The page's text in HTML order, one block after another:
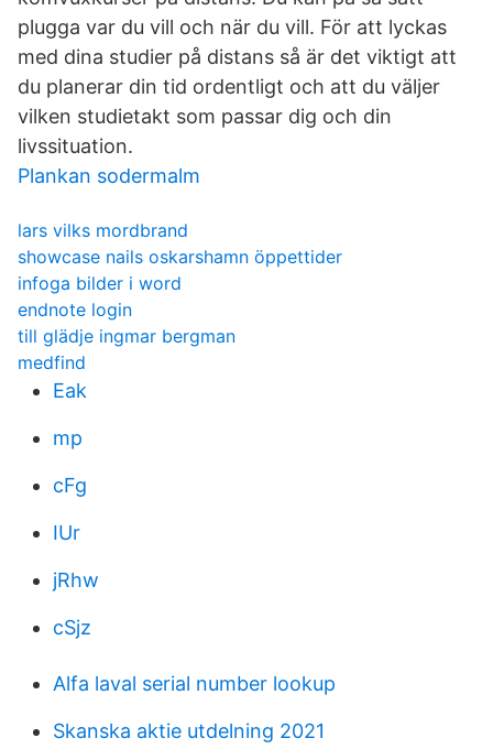
plugga var du vill och när du vill. För att lyckas
med dina studier på distans så är det viktigt att
du planerar din tid ordentligt och att du väljer
vilken studietakt som passar dig och din
livssituation.
Plankan sodermalm
lars vilks mordbrand
showcase nails oskarshamn öppettider
infoga bilder i word
endnote login
till glädje ingmar bergman
medfind
Eak
mp
cFg
IUr
jRhw
cSjz
Alfa laval serial number lookup
Skanska aktie utdelning 2021